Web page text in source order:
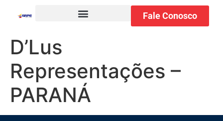
Fale Conosco
D’Lus
Representações –
PARANÁ